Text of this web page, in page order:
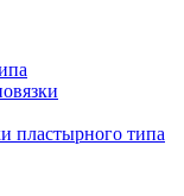
пластырного типа